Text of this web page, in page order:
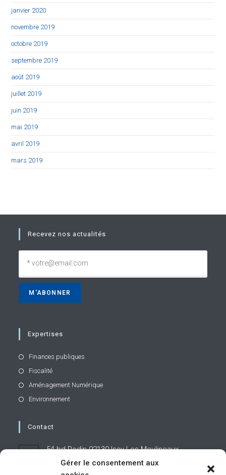
Gérer le consentement aux
janvier 2020
novembre 2019
octobre 2019
septembre 2019
août 2019
juillet 2019
juin 2019
mai 2019
avril 2019
mars 2019
Recevez nos actualités
Expertises
Finances publiques
Fiscalité
Aménagement Numérique
Environnement
Contact
54 bd Rodin 92130 Issy-Les-Moulineaux